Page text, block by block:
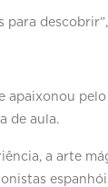
para
apaixonou
de aula.
a arte